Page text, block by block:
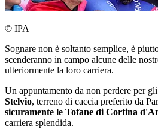
© IPA
Sognare non è soltanto semplice, è
scenderanno in campo alcune delle
ulteriormente la loro carriera.
Un appuntamento da non perdere per
Stelvio, terreno di caccia preferito da
sicuramente le Tofane di Cortina
carriera splendida.